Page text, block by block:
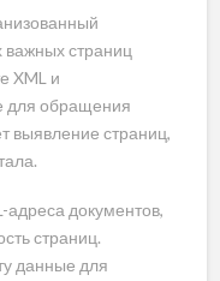
важных страниц
XML и
для обращения
выявление страниц,
адреса документов,
страниц.
данные для